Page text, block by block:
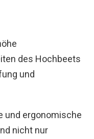
des Hochbeets
und
und ergonomische
nicht nur